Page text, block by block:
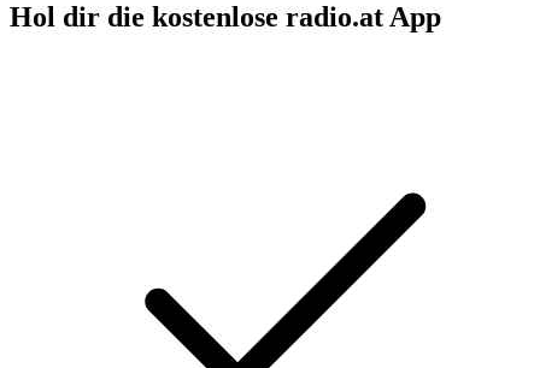
Hol dir die kostenlose radio.at App